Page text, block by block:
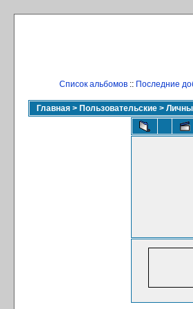
Список альбомов :: Последние
Главная > Пользовательские >